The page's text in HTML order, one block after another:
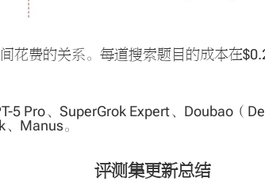
花费的关系。每道搜索题目的成本在
5 Pro、SuperGrok Expert、Doubao（
Manus。
评测集更新总结